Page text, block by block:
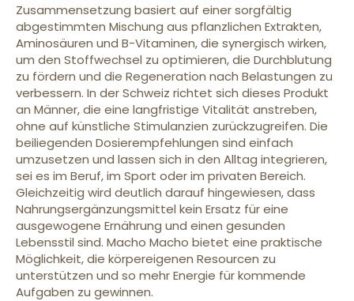
Zusammensetzung basiert auf einer sorgfältig
abgestimmten Mischung aus pflanzlichen Extrakten,
Aminosäuren und B-Vitaminen, die synergisch wirken,
um den Stoffwechsel zu optimieren, die Durchblutung
zu fördern und die Regeneration nach Belastungen zu
verbessern. In der Schweiz richtet sich dieses Produkt
an Männer, die eine langfristige Vitalität anstreben,
ohne auf künstliche Stimulanzien zurückzugreifen. Die
beiliegenden Dosierempfehlungen sind einfach
umzusetzen und lassen sich in den Alltag integrieren,
sei es im Beruf, im Sport oder im privaten Bereich.
Gleichzeitig wird deutlich darauf hingewiesen, dass
Nahrungsergänzungsmittel kein Ersatz für eine
ausgewogene Ernährung und einen gesunden
Lebensstil sind. Macho Macho bietet eine praktische
Möglichkeit, die körpereigenen Resourcen zu
unterstützen und so mehr Energie für kommende
Aufgaben zu gewinnen.